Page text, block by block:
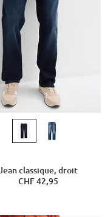
Jean classique, droit
CHF 42,95